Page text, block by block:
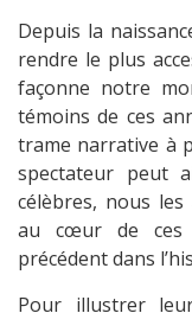
Depuis la
rendre le plus
façonne notre
témoins de ces
trame narrative à
spectateur peut
célèbres, nous
au cœur de ces
précédent dans
Pour illustrer